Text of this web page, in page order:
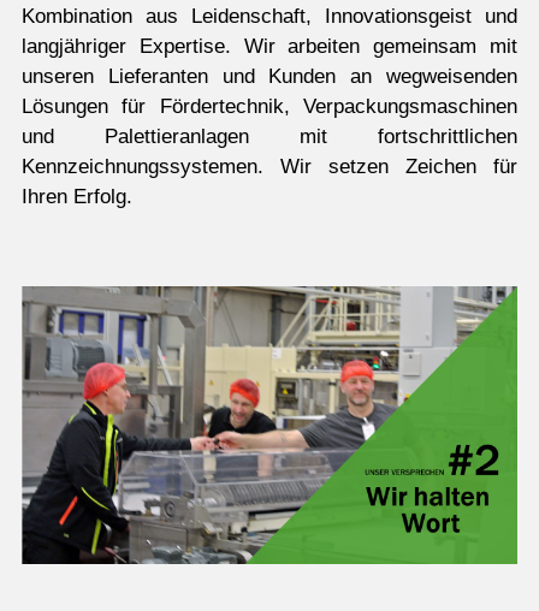
Kombination aus Leidenschaft, Innovationsgeist und
langjähriger Expertise. Wir arbeiten gemeinsam mit
unseren Lieferanten und Kunden an wegweisenden
Lösungen für Fördertechnik, Verpackungsmaschinen
und Palettieranlagen mit fortschrittlichen
Kennzeichnungssystemen. Wir setzen Zeichen für
Ihren Erfolg.